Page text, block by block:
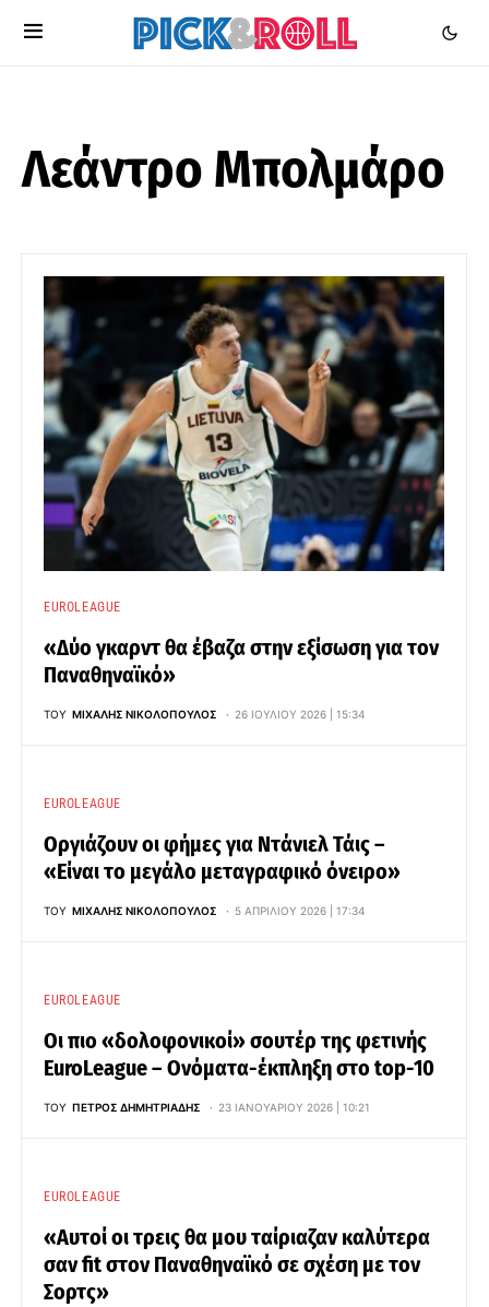
Λεάντρο Μπολμάρο
EUROLEAGUE
«Δύο γκαρντ θα έβαζα στην εξίσωση για τον
Παναθηναϊκό»
ΤΟΥ ΜΙΧΆΛΗΣ ΝΙΚΟΛΌΠΟΥΛΟΣ 26 ΙΟΥΛΊΟΥ 2026 | 15:34
EUROLEAGUE
Οργιάζουν οι φήμες για Ντάνιελ Τάις –
«Είναι το μεγάλο μεταγραφικό όνειρο»
ΤΟΥ ΜΙΧΆΛΗΣ ΝΙΚΟΛΌΠΟΥΛΟΣ 5 ΑΠΡΙΛΊΟΥ 2026 | 17:34
EUROLEAGUE
Οι πιο «δολοφονικοί» σουτέρ της φετινής
EuroLeague – Ονόματα-έκπληξη στο top-10
ΤΟΥ ΠΈΤΡΟΣ ΔΗΜΗΤΡΙΆΔΗΣ 23 ΙΑΝΟΥΑΡΊΟΥ 2026 | 10:21
EUROLEAGUE
«Αυτοί οι τρεις θα μου ταίριαζαν καλύτερα
σαν fit στον Παναθηναϊκό σε σχέση με τον
Σορτς»